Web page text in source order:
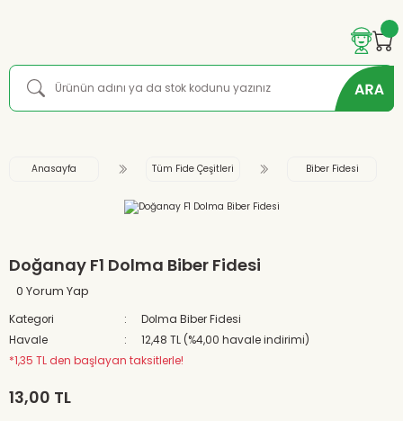
Anasayfa Tüm Fide Çeşitleri Biber Fidesi
Doğanay F1 Dolma Biber Fidesi
0 Yorum Yap
Kategori
Dolma Biber Fidesi
Havale
12,48 TL (%4,00 havale indirimi)
*1,35 TL den başlayan taksitlerle!
13,00 TL